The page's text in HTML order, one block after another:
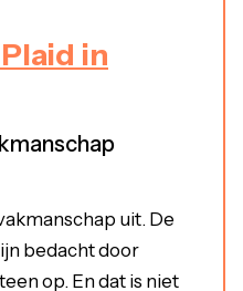
in
uit. De
bedacht door
op. En dat is niet